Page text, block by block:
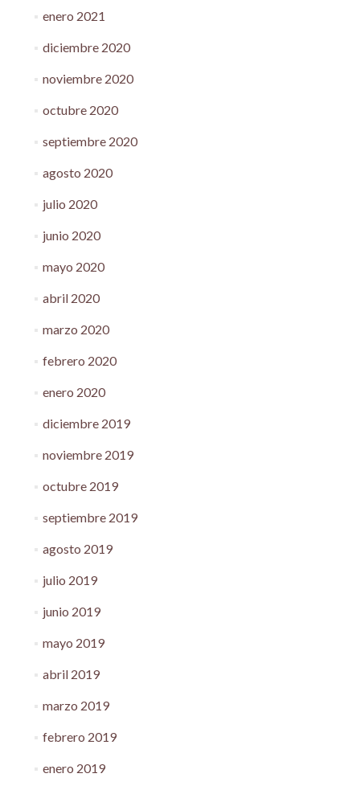
enero 2021
diciembre 2020
noviembre 2020
octubre 2020
septiembre 2020
agosto 2020
julio 2020
junio 2020
mayo 2020
abril 2020
marzo 2020
febrero 2020
enero 2020
diciembre 2019
noviembre 2019
octubre 2019
septiembre 2019
agosto 2019
julio 2019
junio 2019
mayo 2019
abril 2019
marzo 2019
febrero 2019
enero 2019